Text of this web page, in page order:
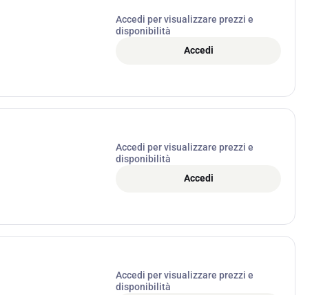
Accedi per visualizzare prezzi e
disponibilità
Accedi
Accedi per visualizzare prezzi e
disponibilità
Accedi
Accedi per visualizzare prezzi e
disponibilità